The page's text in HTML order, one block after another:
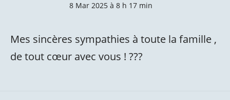
8 Mar 2025 à 8 h 17 min
Mes sincères sympathies à toute la famille ,
de tout cœur avec vous ! ???